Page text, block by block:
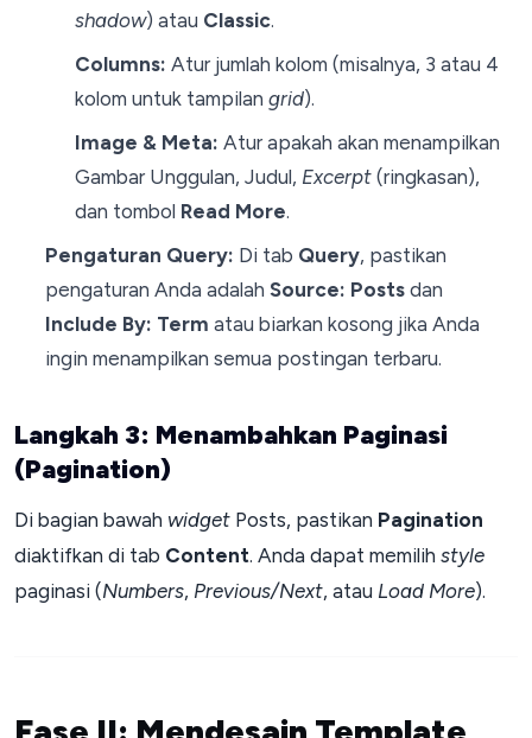
shadow) atau Classic.
Columns: Atur jumlah kolom (misalnya, 3 atau 4
kolom untuk tampilangrid).
Image & Meta: Atur apakah akan menampilkan
Gambar Unggulan, Judul, Excerpt (ringkasan),
dan tombol Read More.
Pengaturan Query: Di tab Query, pastikan
pengaturan Anda adalah Source: Postsdan
Include By: Term atau biarkan kosong jika Anda
ingin menampilkan semua postingan terbaru.
Langkah 3: Menambahkan Paginasi
(Pagination)
Di bagian bawah widget Posts, pastikan Pagination
diaktifkan di tab Content. Anda dapat memilih style
paginasi (Numbers, Previous/Next, atau Load More).